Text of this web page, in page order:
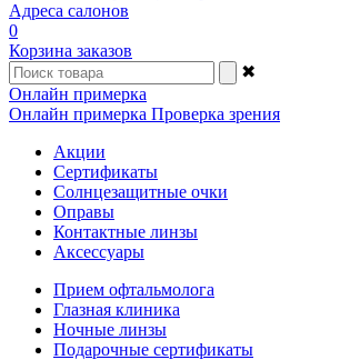
Адреса салонов
0
Корзина заказов
✖
Онлайн примерка
Онлайн примерка Проверка зрения
Акции
Сертификаты
Солнцезащитные очки
Оправы
Контактные линзы
Аксессуары
Прием офтальмолога
Глазная клиника
Ночные линзы
Подарочные сертификаты